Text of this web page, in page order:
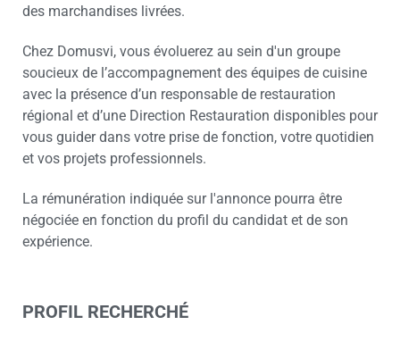
des marchandises livrées.
Chez Domusvi, vous évoluerez au sein d'un groupe
soucieux de l’accompagnement des équipes de cuisine
avec la présence d’un responsable de restauration
régional et d’une Direction Restauration disponibles pour
vous guider dans votre prise de fonction, votre quotidien
et vos projets professionnels.
La rémunération indiquée sur l'annonce pourra être
négociée en fonction du profil du candidat et de son
expérience.
PROFIL RECHERCHÉ